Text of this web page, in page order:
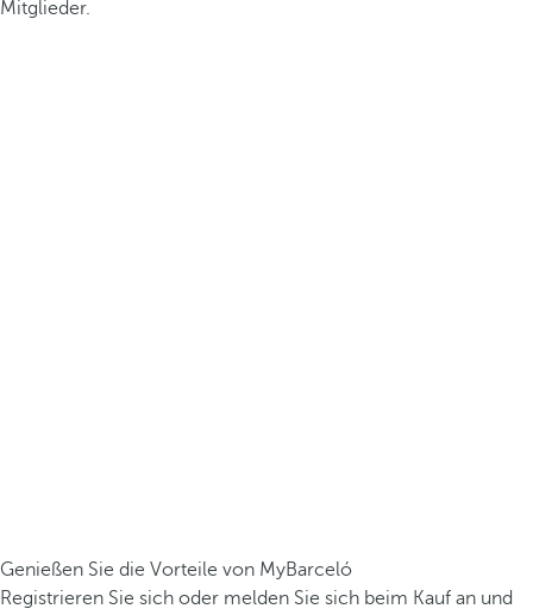
Mitglieder.
Genießen Sie die Vorteile von MyBarceló
Registrieren Sie sich oder melden Sie sich beim Kauf an und